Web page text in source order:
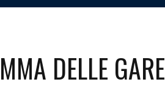
DELLE GARE